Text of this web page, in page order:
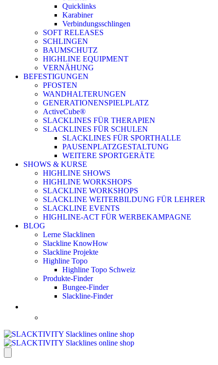
Quicklinks
Karabiner
Verbindungsschlingen
SOFT RELEASES
SCHLINGEN
BAUMSCHUTZ
HIGHLINE EQUIPMENT
VERNÄHUNG
BEFESTIGUNGEN
PFOSTEN
WANDHALTERUNGEN
GENERATIONENSPIELPLATZ
ActiveCube®
SLACKLINES FÜR THERAPIEN
SLACKLINES FÜR SCHULEN
SLACKLINES FÜR SPORTHALLE
PAUSENPLATZGESTALTUNG
WEITERE SPORTGERÄTE
SHOWS & KURSE
HIGHLINE SHOWS
HIGHLINE WORKSHOPS
SLACKLINE WORKSHOPS
SLACKLINE WEITERBILDUNG FÜR LEHRER
SLACKLINE EVENTS
HIGHLINE-ACT FÜR WERBEKAMPAGNE
BLOG
Lerne Slacklinen
Slackline KnowHow
Slackline Projekte
Highline Topo
Highline Topo Schweiz
Produkte-Finder
Bungee-Finder
Slackline-Finder